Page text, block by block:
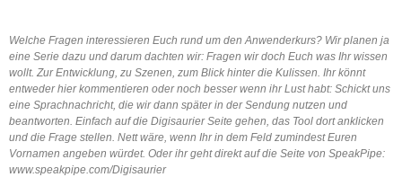
Welche Fragen interessieren Euch rund um den Anwenderkurs? Wir planen ja
eine Serie dazu und darum dachten wir: Fragen wir doch Euch was Ihr wissen
wollt. Zur Entwicklung, zu Szenen, zum Blick hinter die Kulissen. Ihr könnt
entweder hier kommentieren oder noch besser wenn ihr Lust habt: Schickt uns
eine Sprachnachricht, die wir dann später in der Sendung nutzen und
beantworten. Einfach auf die Digisaurier Seite gehen, das Tool dort anklicken
und die Frage stellen. Nett wäre, wenn Ihr in dem Feld zumindest Euren
Vornamen angeben würdet. Oder ihr geht direkt auf die Seite von SpeakPipe:
www.speakpipe.com/Digisaurier